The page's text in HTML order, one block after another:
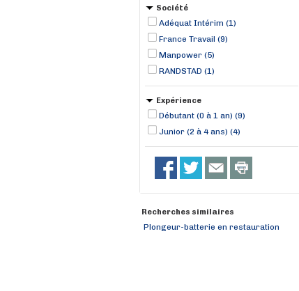
Société
Adéquat Intérim (1)
France Travail (9)
Manpower (5)
RANDSTAD (1)
Expérience
Débutant (0 à 1 an) (9)
Junior (2 à 4 ans) (4)
Recherches similaires
Plongeur-batterie en restauration